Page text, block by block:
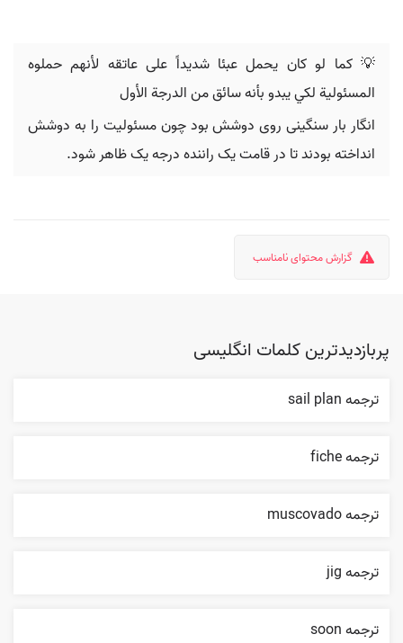
💡 كما لو كان يحمل عبئا شديداً على عاتقه لأنهم حملوه
المسئولية لكي يبدو بأنه سائق من الدرجة الأول
انگار بار سنگینی روی دوشش بود چون مسئولیت را به دوشش
انداخته بودند تا در قامت یک راننده درجه یک ظاهر شود.
گزارش محتوای نامناسب
پربازدیدترین کلمات انگلیسی
ترجمه sail plan
ترجمه fiche
ترجمه muscovado
ترجمه jig
ترجمه soon